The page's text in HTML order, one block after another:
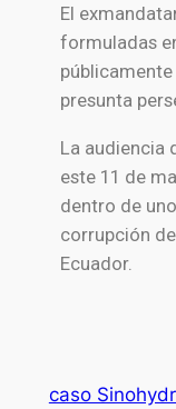
El
formuladas
presunta
La audiencia
este 11 de
dentro de
corrupción
Ecuador.
caso